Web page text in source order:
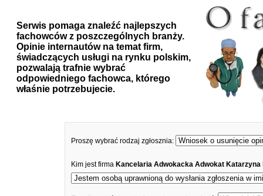
Serwis pomaga znaleźć najlepszych
fachowców z poszczególnych branży.
Opinie internautów na temat firm,
świadczących usługi na rynku polskim,
pozwalają trafnie wybrać
odpowiedniego fachowca, którego
właśnie potrzebujecie.
Proszę wybrać rodzaj zgłosznia:
Kim jest firma Kancelaria Adwokacka Adwokat Katarzyna